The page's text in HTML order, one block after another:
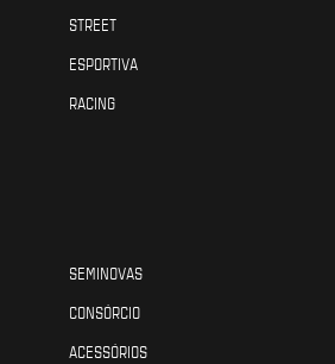
STREET
ESPORTIVA
RACING
SEMINOVAS
CONSÓRCIO
ACESSÓRIOS